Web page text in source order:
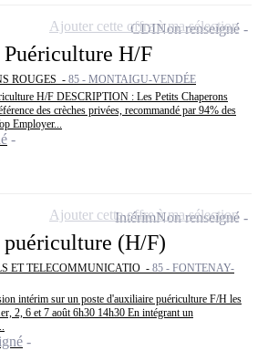
H/F
ROUGES - 85 - MONTAIGU-VENDÉE
H/F DESCRIPTION : Les Petits Chaperons
des crèches privées, recommandé par 94% des
Employer...
CDINon renseigné
Ajouter cette offre à ma sélection
(H/F)
ET TELECOMMUNICATIO - 85 - FONTENAY-
intérim sur un poste d'auxiliaire puériculture F/H les
2, 6 et 7 août 6h30 14h30 En intégrant un
IntérimNon renseigné
Ajouter cette offre à ma sélection